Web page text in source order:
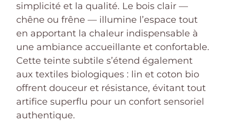
simplicité et la qualité. Le bois clair —
chêne ou frêne — illumine l’espace tout
en apportant la chaleur indispensable à
une ambiance accueillante et confortable.
Cette teinte subtile s’étend également
aux textiles biologiques : lin et coton bio
offrent douceur et résistance, évitant tout
artifice superflu pour un confort sensoriel
authentique.